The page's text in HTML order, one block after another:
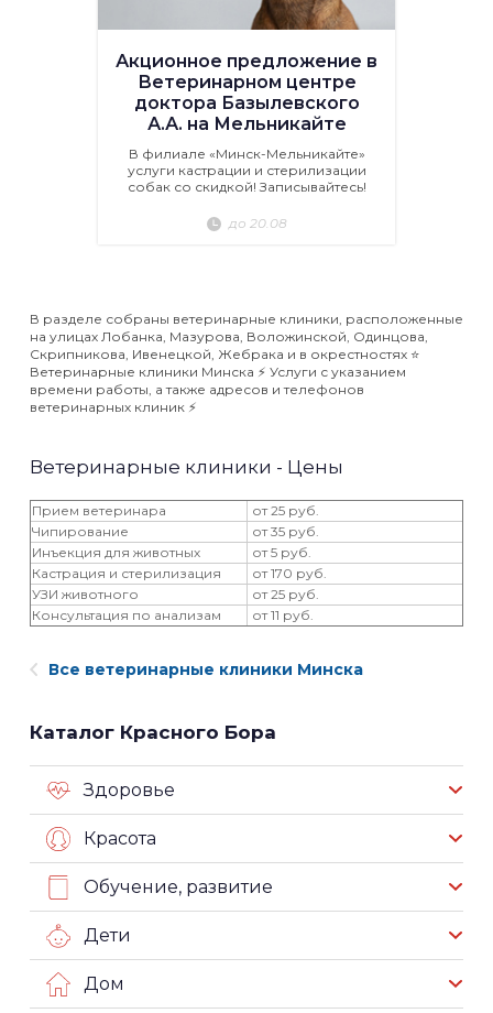
Акционное предложение в
Ветеринарном центре
доктора Базылевского
А.А. на Мельникайте
В филиале «Минск-Мельникайте»
услуги кастрации и стерилизации
собак со скидкой! Записывайтесь!
до 20.08
В разделе собраны ветеринарные клиники, расположенные
на улицах Лобанка, Мазурова, Воложинской, Одинцова,
Скрипникова, Ивенецкой, Жебрака и в окрестностях ⭐️
Ветеринарные клиники Минска ⚡️ Услуги с указанием
времени работы, а также адресов и телефонов
ветеринарных клиник ⚡️
Ветеринарные клиники - Цены
Прием ветеринара
от 25 руб.
Чипирование
от 35 руб.
Инъекция для животных
от 5 руб.
Кастрация и стерилизация
от 170 руб.
‎УЗИ животного
от 25 руб.
Консультация по анализам
от 11 руб.
Все ветеринарные клиники Минска
Каталог Красного Бора
Здоровье
Красота
Обучение, развитие
Дети
Дом